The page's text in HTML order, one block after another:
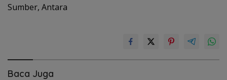
Sumber, Antara
Baca Juga